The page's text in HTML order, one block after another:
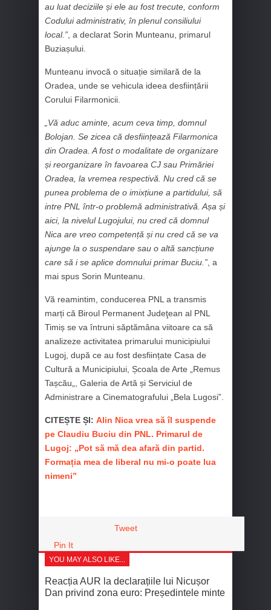
au luat deciziile și ele au fost trecute, conform
Codului administrativ, în plenul consiliului
local.” , a declarat Sorin Munteanu, primarul
Buziașului.
Munteanu invocă o situație similară de la
Oradea, unde se vehicula ideea desființării
Corului Filarmonicii.
„Vă aduc aminte, acum ceva timp, domnul
Bolojan. Se zicea că desființează Filarmonica
din Oradea. A fost o modalitate de organizare
și reorganizare în favoarea CJ sau Primăriei
Oradea, la vremea respectivă. Nu cred că se
punea problema de o imixțiune a partidului, să
intre PNL într-o problemă administrativă. Așa și
aici, la nivelul Lugojului, nu cred că domnul
Nica are vreo competență și nu cred că se va
ajunge la o suspendare sau o altă sancțiune
care să i se aplice domnului primar Buciu.” , a
mai spus Sorin Munteanu.
Vă reamintim, conducerea PNL a transmis
marți că Biroul Permanent Judeţean al PNL
Timiș se va întruni săptămâna viitoare ca să
analizeze activitatea primarului municipiului
Lugoj, după ce au fost desființate Casa de
Cultură a Municipiului, Școala de Arte „Remus
Tașcău„, Galeria de Artă și Serviciul de
Administrare a Cinematografului „Bela Lugosi”.
CITEȘTE ȘI: Alin Nica vrea să îl suspende
pe Claudiu Buciu din PNL. Primarul de
Lugoj: „Pot să mă dea afară din partid.
Formația mea de liberal nu mi-o poate lua
nimeni”
Tweet
Pin It
YOU MAY ALSO LIKE...
Reacția AUR la declarațiile lui Nicușor
Dan privind zona euro: Președintele minte